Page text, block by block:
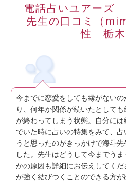
電話占いユアーズ
先生の口コミ（
性 栃木
今までに恋愛をしても縁がない
り、何年か関係が続いたとして
が終わってしまう状態。自分に
でいた時に占いの特集をみて、
うと思ったのがきっかけで海斗
した。先生はどうして今までう
かの原因も詳細にお伝えしてく
が強く結びつくことのできる方